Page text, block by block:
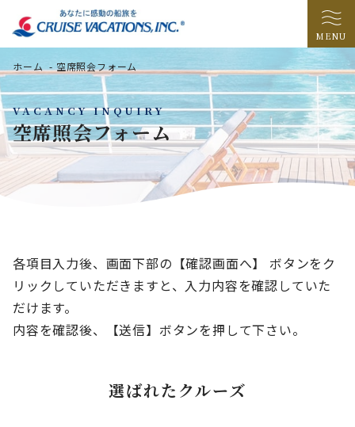
MENU
VACANCY INQUIRY
空席照会フォーム
ホーム - 空席照会フォーム
各項目入力後、画面下部の【確認画面へ】 ボタンをク
リックしていただきますと、入力内容を確認していた
だけます。
内容を確認後、【送信】ボタンを押して下さい。
選ばれたクルーズ